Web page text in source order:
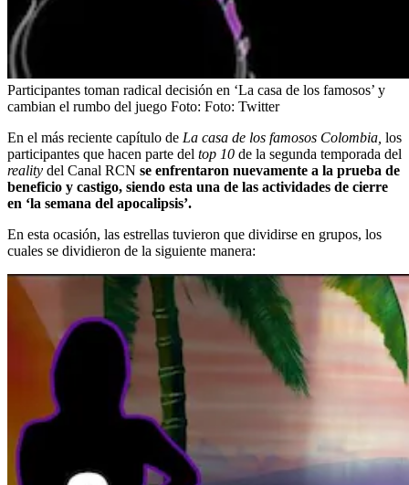
Participantes toman radical decisión en ‘La casa de los famosos’ y
cambian el rumbo del juego Foto: Foto: Twitter
En el más reciente capítulo de La casa de los famosos Colombia, los
participantes que hacen parte del top 10 de la segunda temporada del
reality del Canal RCN se enfrentaron nuevamente a la prueba de
beneficio y castigo, siendo esta una de las actividades de cierre
en ‘la semana del apocalipsis’.
En esta ocasión, las estrellas tuvieron que dividirse en grupos, los
cuales se dividieron de la siguiente manera: